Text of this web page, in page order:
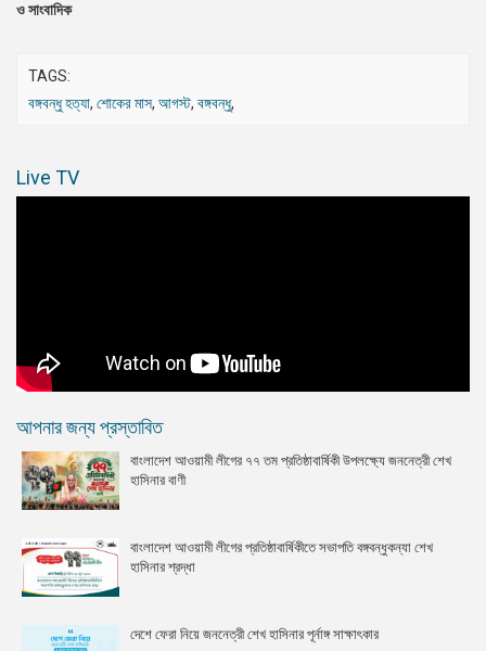
ও সাংবাদিক
TAGS:
বঙ্গবন্ধু হত্যা, শোকের মাস, আগস্ট, বঙ্গবন্ধু,
Live TV
আপনার জন্য প্রস্তাবিত
বাংলাদেশ আওয়ামী লীগের ৭৭ তম প্রতিষ্ঠাবার্ষিকী উপলক্ষ্যে জননেত্রী শেখ
হাসিনার বাণী
বাংলাদেশ আওয়ামী লীগের প্রতিষ্ঠাবার্ষিকীতে সভাপতি বঙ্গবন্ধুকন্যা শেখ
হাসিনার শ্রদ্ধা
দেশে ফেরা নিয়ে জননেত্রী শেখ হাসিনার পূর্নাঙ্গ সাক্ষাৎকার